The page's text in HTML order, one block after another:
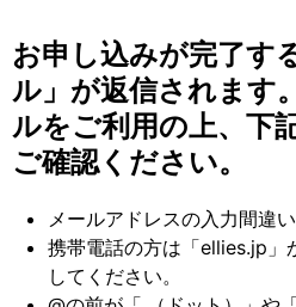
お申し込みが完了す
ル」が返信されます
ルをご利用の上、下
ご確認ください。
メールアドレスの入力間違
携帯電話の方は「ellies.jp」
してください。